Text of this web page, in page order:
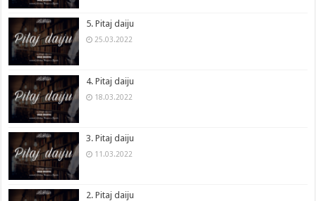
5. Pitaj daiju
25.03.2022
4. Pitaj daiju
18.03.2022
3. Pitaj daiju
11.03.2022
2. Pitaj daiju